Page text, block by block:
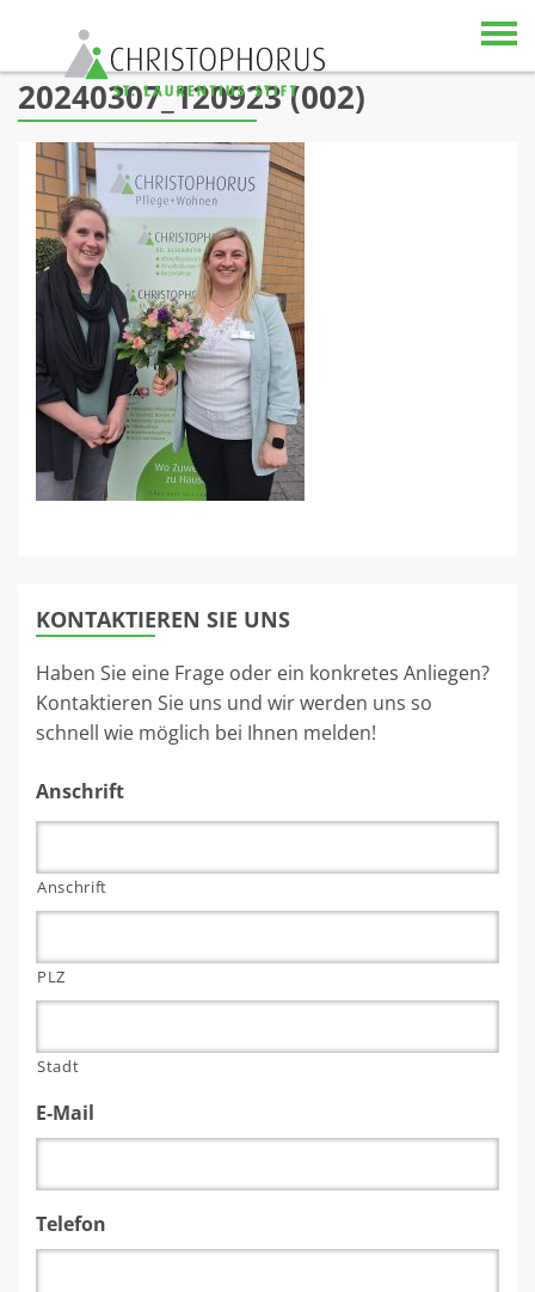
Skip to content
20240307_120923 (002)
KONTAKTIEREN SIE UNS
Haben Sie eine Frage oder ein konkretes Anliegen?
Kontaktieren Sie uns und wir werden uns so
schnell wie möglich bei Ihnen melden!
Anschrift
Anschrift
PLZ
Stadt
E-Mail
Telefon